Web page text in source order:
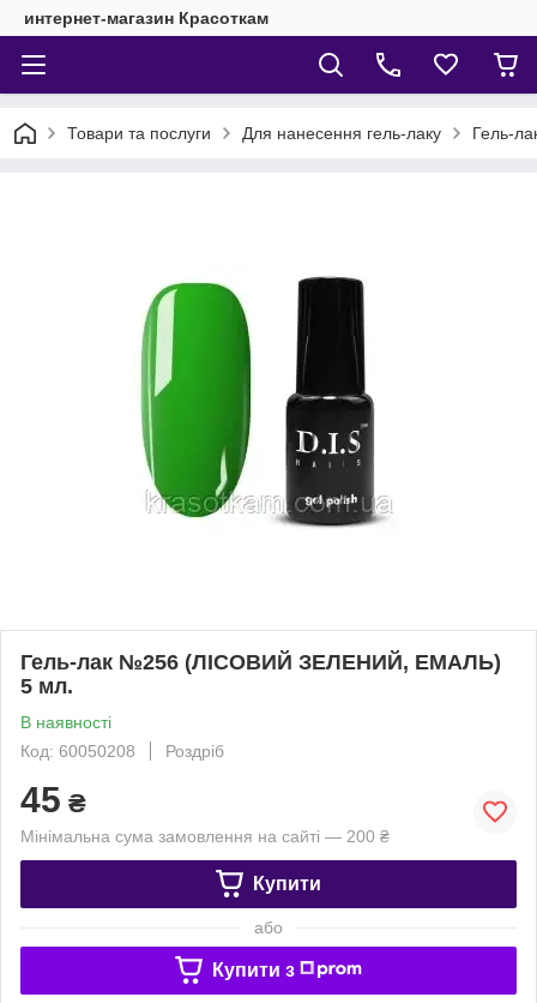
интернет-магазин Красоткам
Товари та послуги Для нанесення гель-лаку Гель-
Гель-лак №256 (ЛІСОВИЙ ЗЕЛЕНИЙ, ЕМАЛЬ)
5 мл.
В наявності
Код: 60050208
Роздріб
45 ₴
Мінімальна сума замовлення на сайті — 200 ₴
Купити
або
Купити з